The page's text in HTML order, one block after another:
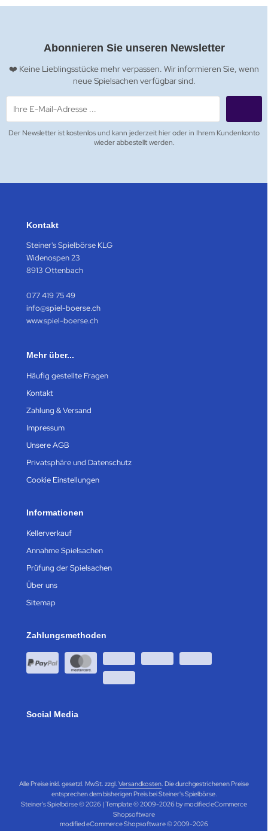
Abonnieren Sie unseren Newsletter
❤️ Keine Lieblingsstücke mehr verpassen. Wir informieren Sie, wenn
neue Spielsachen verfügbar sind.
Der Newsletter ist kostenlos und kann jederzeit hier oder in Ihrem Kundenkonto
wieder abbestellt werden.
Kontakt
Steiner's Spielbörse KLG
Widenospen 23
8913 Ottenbach
077 419 75 49
info@spiel-boerse.ch
www.spiel-boerse.ch
Mehr über...
Häufig gestellte Fragen
Kontakt
Zahlung & Versand
Impressum
Unsere AGB
Privatsphäre und Datenschutz
Cookie Einstellungen
Informationen
Kellerverkauf
Annahme Spielsachen
Prüfung der Spielsachen
Über uns
Sitemap
Zahlungsmethoden
Social Media
Alle Preise inkl. gesetzl. MwSt. zzgl. Versandkosten. Die durchgestrichenen Preise
entsprechen dem bisherigen Preis bei Steiner's Spielbörse.
Steiner's Spielbörse © 2026 | Template © 2009-2026 by modified eCommerce
Shopsoftware
modified eCommerce Shopsoftware © 2009-2026